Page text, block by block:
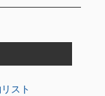
スト